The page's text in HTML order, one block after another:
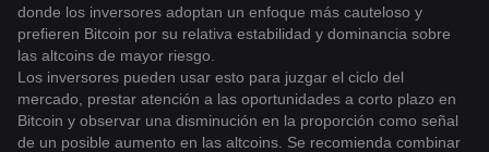
donde los inversores adoptan un enfoque más cauteloso y
prefieren Bitcoin por su relativa estabilidad y dominancia sobre
las altcoins de mayor riesgo.
Los inversores pueden usar esto para juzgar el ciclo del
mercado, prestar atención a las oportunidades a corto plazo en
Bitcoin y observar una disminución en la proporción como señal
de un posible aumento en las altcoins. Se recomienda combinar